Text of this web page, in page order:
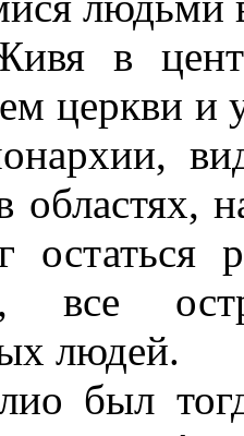
в
церкви и
областях,
все
людей.
был